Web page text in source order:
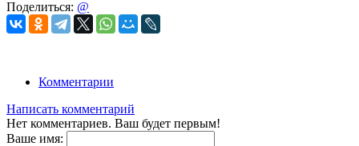
Поделиться: @
Комментарии
Написать комментарий
Нет комментариев. Ваш будет первым!
Ваше имя: